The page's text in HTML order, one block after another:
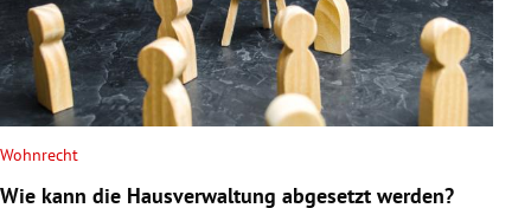
Wohnrecht
Wie kann die Hausverwaltung abgesetzt werden?